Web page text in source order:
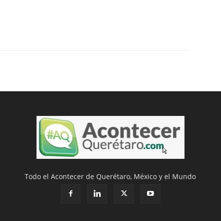
Todo el Acontecer de Querétaro, México y el Mundo